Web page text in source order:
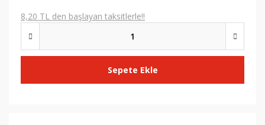
8,20 TL den başlayan taksitlerle!!
Sepete Ekle